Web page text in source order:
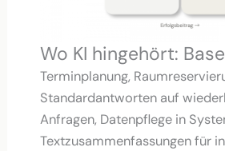
Wo KI hingehört:
Terminplanung,
Standardantworten auf
Anfragen, Datenpflege in
Textzusammenfassungen für